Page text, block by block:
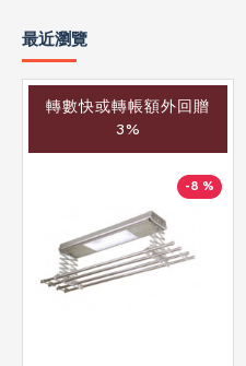
最近瀏覽
轉數快或轉帳額外回贈
3%
-8 %